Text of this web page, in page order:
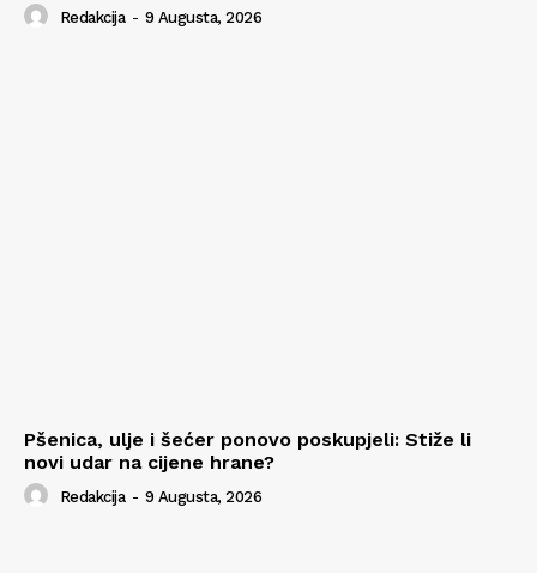
Redakcija - 9 Augusta, 2026
Pšenica, ulje i šećer ponovo poskupjeli: Stiže li
novi udar na cijene hrane?
Redakcija - 9 Augusta, 2026